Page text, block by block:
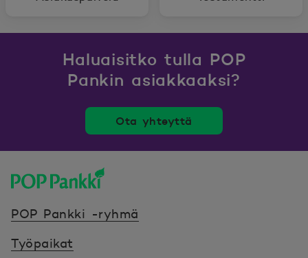
Haluaisitko tulla POP
Pankin asiakkaaksi?
Ota yhteyttä
POP Pankki -ryhmä
Työpaikat